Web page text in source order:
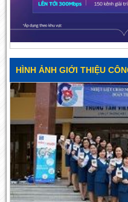
HÌNH ẢNH GIỚI THIỆU